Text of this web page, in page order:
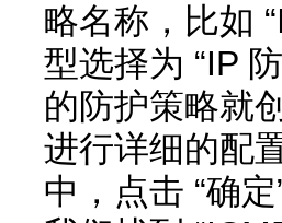
略名称，比如
型选择为 “IP
的防护策略就
进行详细的配
中，点击 “确